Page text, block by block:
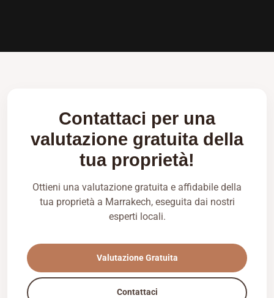
Contattaci per una
valutazione gratuita della
tua proprietà!
Ottieni una valutazione gratuita e affidabile della
tua proprietà a Marrakech, eseguita dai nostri
esperti locali.
Valutazione Gratuita
Contattaci